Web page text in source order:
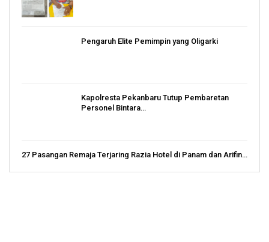
Pengaruh Elite Pemimpin yang Oligarki
Kapolresta Pekanbaru Tutup Pembaretan
Personel Bintara…
27 Pasangan Remaja Terjaring Razia Hotel di Panam dan Arifin…